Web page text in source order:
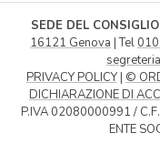
SEDE DEL CONSIGLIO
16121 Genova | Tel
PRIVACY POLICY| ©
DICHIARAZIONE DI
P.IVA 02080000991 /
ENTE